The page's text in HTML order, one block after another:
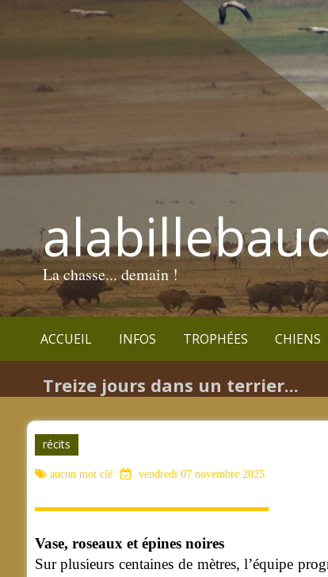
La chasse... demain !
ACCUEIL INFOS TROPHÉES CHIENS
Treize jours dans un terrier...
récits
aucun mot clé vendredi 07 novembre 2025
Vase, roseaux et épines noires
Sur plusieurs centaines de mètres, l’équipe